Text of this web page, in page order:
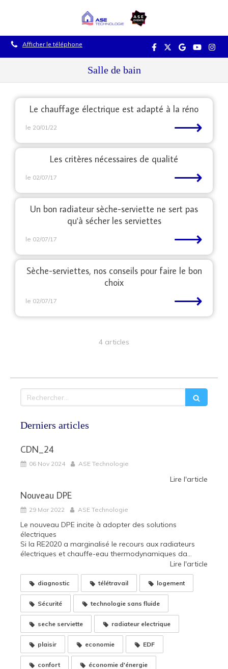
Afficher le téléphone
Salle de bain
Le chauffage électrique est adapté à la réno
le 20/01/22 ⟶
Les critères nécessaires de qualité
le 02/07/17 ⟶
Un bon radiateur sèche-serviette ne sert pas
qu'à sécher les serviettes
le 02/07/17 ⟶
Sèche-serviettes, nos conseils pour faire le bon
choix
le 02/07/17 ⟶
4 articles
Rechercher
Derniers articles
CDN_24
06 Nov 2024 ASE Technologie
Lire l'article
Nouveau DPE
29 Mar 2022 ASE Technologie
Le nouveau DPE incite à adopter des solutions
électriques
Si la RE2020 a marginalisé le recours aux radiateurs
électriques et chauffe-eau thermodynamiques da...
Lire l'article
diagnostic télétravail logement
Sécurité technologie sans fluide
seche serviette radiateur electrique
plaisir economie EDF
confort économie d'énergie